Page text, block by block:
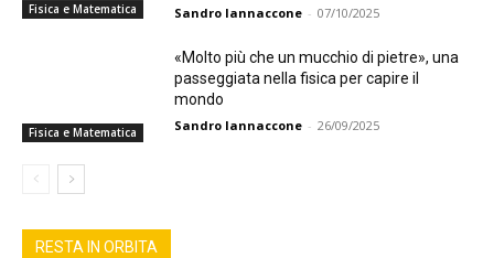
Fisica e Matematica Sandro Iannaccone - 07/10/2025
Fisica e Matematica
«Molto più che un mucchio di pietre», una
passeggiata nella fisica per capire il
mondo
Sandro Iannaccone - 26/09/2025
RESTA IN ORBITA